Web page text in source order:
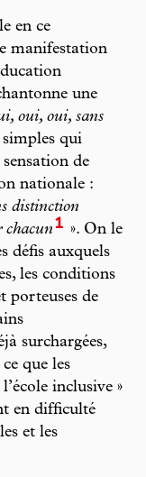
en ce
manifestation
une
oui, oui, sans
simples qui
de
nationale :
distinction
chacun1 ». On le
défis auxquels
les conditions
porteuses de
surchargées,
ce que les
inclusive »
en difficulté
et les